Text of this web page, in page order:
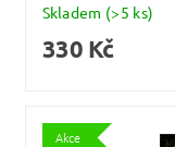
Skladem (>5 ks)
330 Kč
Akce